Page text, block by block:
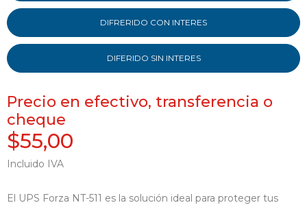
DIFRERIDO CON INTERES
DIFERIDO SIN INTERES
Precio en efectivo, transferencia o
cheque
$55,00
Incluido IVA
El UPS Forza NT-511 es la solución ideal para proteger tus